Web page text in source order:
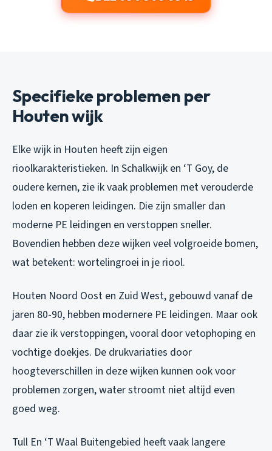
Specifieke problemen per
Houten wijk
Elke wijk in Houten heeft zijn eigen
rioolkarakteristieken. In Schalkwijk en ‘T Goy, de
oudere kernen, zie ik vaak problemen met verouderde
loden en koperen leidingen. Die zijn smaller dan
moderne PE leidingen en verstoppen sneller.
Bovendien hebben deze wijken veel volgroeide bomen,
wat betekent: wortelingroei in je riool.
Houten Noord Oost en Zuid West, gebouwd vanaf de
jaren 80-90, hebben modernere PE leidingen. Maar ook
daar zie ik verstoppingen, vooral door vetophoping en
vochtige doekjes. De drukvariaties door
hoogteverschillen in deze wijken kunnen ook voor
problemen zorgen, water stroomt niet altijd even
goed weg.
Tull En ‘T Waal Buitengebied heeft vaak langere